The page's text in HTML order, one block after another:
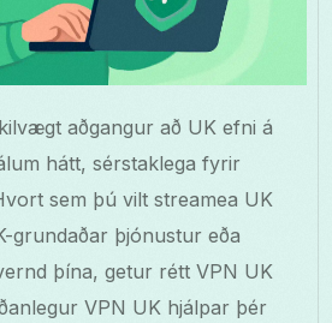
aðgangur að UK efni á
hátt, sérstaklega fyrir
sem þú vilt streamea UK
grundaðar þjónustur eða
þína, getur rétt VPN UK
VPN UK hjálpar þér